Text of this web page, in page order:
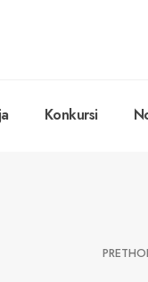
Konkursi